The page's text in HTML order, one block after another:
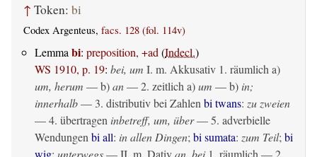
↑ Token: bi
Codex Argenteus, facs. 128 (fol. 114v)
Lemma bi: preposition, +ad (Indecl.)
WS 1910, p. 19: bei, um I. m. Akkusativ 1. räumlich a)
um, herum — b)an— 2. zeitlich a)um — b) in;
innerhalb— 3. distributiv bei Zahlen bi twans: zu zweien
— 4. übertragen inbetreff, um, über— 5. adverbielle
Wendungen bi all: in allen Dingen; bi sumata: zum Teil; bi
wig: unterwegs— II. m. Dativan, bei1. räumlich — 2.